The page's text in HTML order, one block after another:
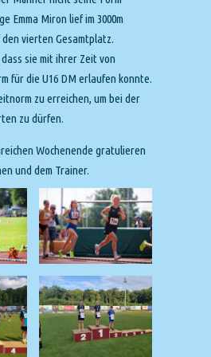
Emma Miron lief im 3000m
den vierten Gesamtplatz.
sie mit ihrer Zeit von
für die U16 DM erlaufen konnte.
zu erreichen, um bei der
zu dürfen.
Wochenende gratulieren
und dem Trainer.